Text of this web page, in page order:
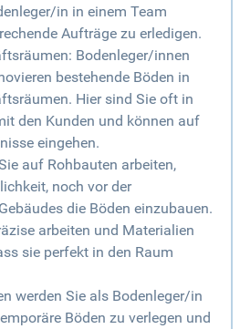
in in einem Team
Aufträge zu erledigen.
Bodenleger/innen
bestehende Böden in
Hier sind Sie oft in
den Kunden und können auf
eingehen.
auf Rohbauten arbeiten,
noch vor der
die Böden einzubauen.
arbeiten und Materialien
sie perfekt in den Raum
werden Sie als Bodenleger/in
Böden zu verlegen und